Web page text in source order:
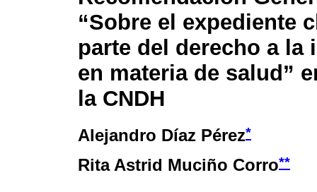
“Sobre el expediente
parte del derecho a la
en materia de salud”
la CNDH
Alejandro Díaz Pérez*
Rita Astrid Muciño Corro**